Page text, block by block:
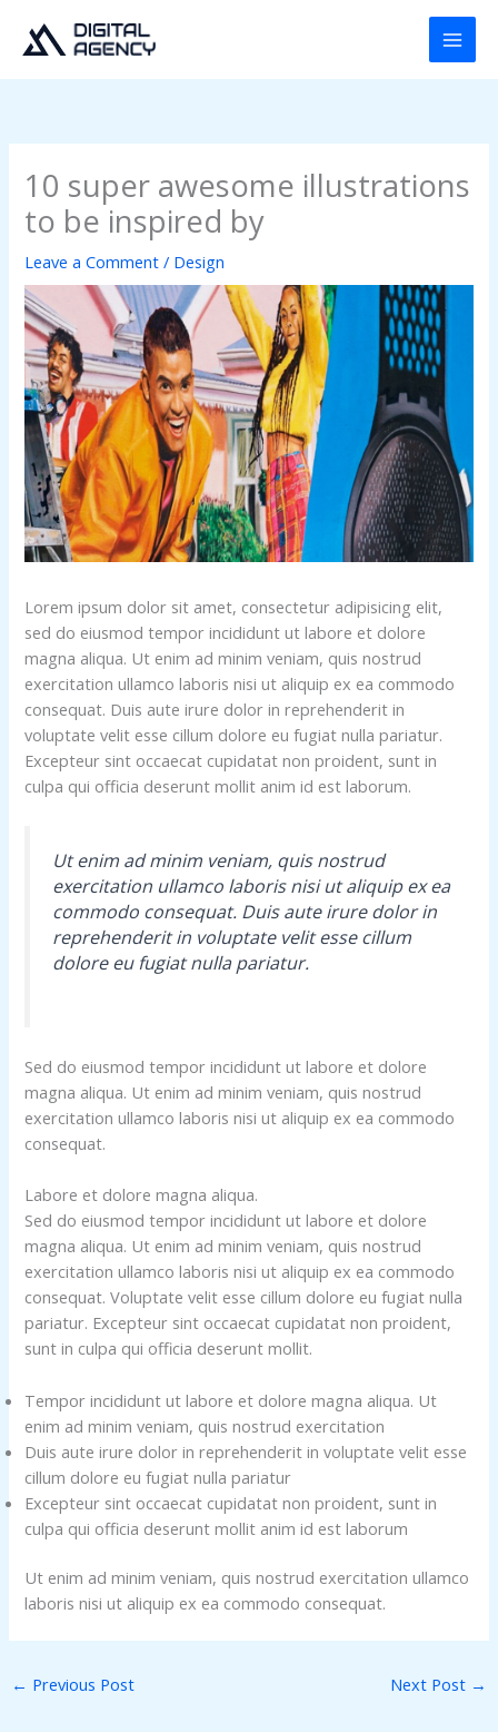
content
10 super awesome illustrations
to be inspired by
Leave a Comment / Design
Lorem ipsum dolor sit amet, consectetur adipisicing elit,
sed do eiusmod tempor incididunt ut labore et dolore
magna aliqua. Ut enim ad minim veniam, quis nostrud
exercitation ullamco laboris nisi ut aliquip ex ea commodo
consequat. Duis aute irure dolor in reprehenderit in
voluptate velit esse cillum dolore eu fugiat nulla pariatur.
Excepteur sint occaecat cupidatat non proident, sunt in
culpa qui officia deserunt mollit anim id est laborum.
Ut enim ad minim veniam, quis nostrud
exercitation ullamco laboris nisi ut aliquip ex ea
commodo consequat. Duis aute irure dolor in
reprehenderit in voluptate velit esse cillum
dolore eu fugiat nulla pariatur.
Sed do eiusmod tempor incididunt ut labore et dolore
magna aliqua. Ut enim ad minim veniam, quis nostrud
exercitation ullamco laboris nisi ut aliquip ex ea commodo
consequat.
Labore et dolore magna aliqua.
Sed do eiusmod tempor incididunt ut labore et dolore
magna aliqua. Ut enim ad minim veniam, quis nostrud
exercitation ullamco laboris nisi ut aliquip ex ea commodo
consequat. Voluptate velit esse cillum dolore eu fugiat nulla
pariatur. Excepteur sint occaecat cupidatat non proident,
sunt in culpa qui officia deserunt mollit.
Tempor incididunt ut labore et dolore magna aliqua. Ut
enim ad minim veniam, quis nostrud exercitation
Duis aute irure dolor in reprehenderit in voluptate velit esse
cillum dolore eu fugiat nulla pariatur
Excepteur sint occaecat cupidatat non proident, sunt in
culpa qui officia deserunt mollit anim id est laborum
Ut enim ad minim veniam, quis nostrud exercitation ullamco
laboris nisi ut aliquip ex ea commodo consequat.
← Previous Post Next Post →